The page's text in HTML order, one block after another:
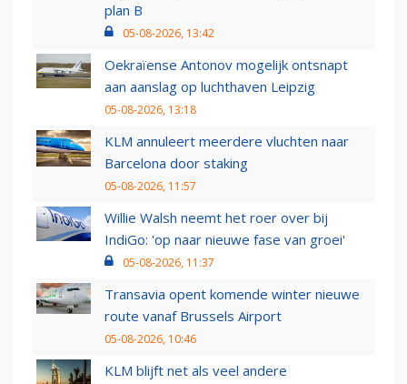
plan B
05-08-2026, 13:42
Oekraïense Antonov mogelijk ontsnapt
aan aanslag op luchthaven Leipzig
05-08-2026, 13:18
KLM annuleert meerdere vluchten naar
Barcelona door staking
05-08-2026, 11:57
Willie Walsh neemt het roer over bij
IndiGo: 'op naar nieuwe fase van groei'
05-08-2026, 11:37
Transavia opent komende winter nieuwe
route vanaf Brussels Airport
05-08-2026, 10:46
KLM blijft net als veel andere